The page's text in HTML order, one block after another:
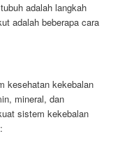
adalah langkah
adalah beberapa cara
kesehatan kekebalan
mineral, dan
sistem kekebalan